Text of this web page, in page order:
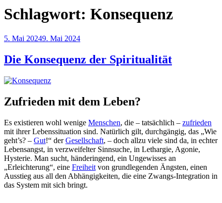
Schlagwort: Konsequenz
Veröffentlicht
5. Mai 20249. Mai 2024
Die Konsequenz der Spiritualität
Zufrieden mit dem Leben?
Es existieren wohl wenige Menschen, die – tatsächlich – zufrieden
mit ihrer Lebenssituation sind. Natürlich gilt, durchgängig, das „Wie
geht’s? – Gut!“ derGesellschaft, – doch allzu viele sind da, in echter
Lebensangst, in verzweifelter Sinnsuche, in Lethargie, Agonie,
Hysterie. Man sucht, händeringend, ein Ungewisses an
„Erleichterung“, eine Freiheit von grundlegenden Ängsten, einen
Ausstieg aus all den Abhängigkeiten, die eine Zwangs-Integration in
das System mit sich bringt.